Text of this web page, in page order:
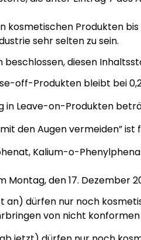
kosmetischen Produkten
sehr selten zu sein.
diesen
off-Produkten bleibt bei
Leave-on-Produkten
den Augen vermeiden”
Kalium-o-
Montag, den 17. Dezember
an) dürfen nur noch
von nicht